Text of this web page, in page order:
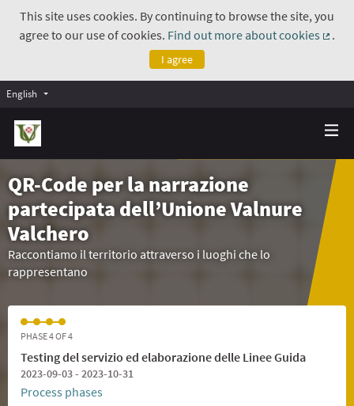
This site uses cookies. By continuing to browse the site, you
agree to our use of cookies. Find out more about cookies
.
I agree
English
QR-Code per la narrazione
partecipata dell’Unione Valnure
Valchero
Raccontiamo il territorio attraverso i luoghi che lo
rappresentano
PHASE 4 OF 4
Testing del servizio ed elaborazione delle Linee Guida
2023-09-03 - 2023-10-31
Process phases